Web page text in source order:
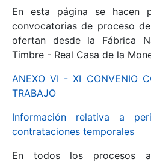
Mostrar/Ocultar
Mostrar/Ocultar
En esta página se hacen
convocatorias de proceso
ofertan desde la Fábrica
Timbre - Real Casa de la
ANEXO VI - XI CONVENIO
TRABAJO
Información relativa a
contrataciones temporales
En todos los procesos